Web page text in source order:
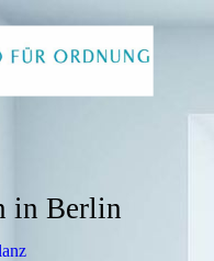
in Berlin